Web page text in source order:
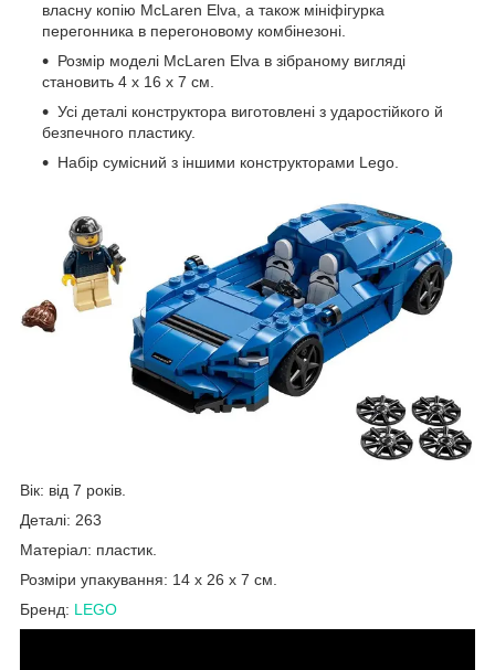
власну копію McLaren Elva, а також мініфігурка
перегонника в перегоновому комбінезоні.
Розмір моделі McLaren Elva в зібраному вигляді
становить 4 х 16 х 7 см.
Усі деталі конструктора виготовлені з ударостійкого й
безпечного пластику.
Набір сумісний з іншими конструкторами Lego.
Вік: від 7 років.
Деталі: 263
Матеріал: пластик.
Розміри упакування: 14 x 26 x 7 см.
Бренд: LEGO